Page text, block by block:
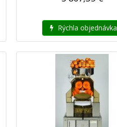
Rýchla objednávka